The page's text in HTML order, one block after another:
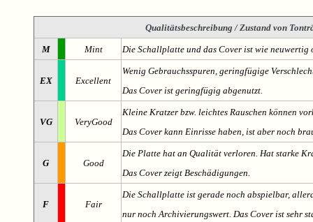
Qualitätsbeschreibung / Zustand von
M Mint Die Schallplatte und das Cover ist wie
EX Excellent
Wenig Gebrauchsspuren, geringfügige
Das Cover ist geringfügig abgenutzt.
VG VeryGood
Kleine Kratzer bzw. leichtes Rauschen können
Das Cover kann Einrisse haben, ist aber noch
G Good
Die Platte hat an Qualität verloren. Hat starke
Das Cover zeigt Beschädigungen.
F Fair
Die Schallplatte ist gerade noch abspielbar,
nur noch Archivierungswert. Das Cover ist sehr